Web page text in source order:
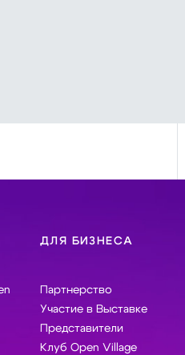
ДЛЯ БИЗНЕСА
Партнерство
Участие в Выставке
Представители
Клуб Open Village